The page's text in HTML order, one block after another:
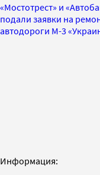
«Мостотрест» и
подали заявки на
автодороги М-3
Информация: